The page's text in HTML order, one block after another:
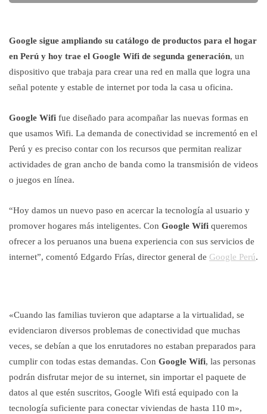
Google sigue ampliando su catálogo de productos para el hogar
en Perú y hoy trae el Google Wifi de segunda generación, un
dispositivo que trabaja para crear una red en malla que logra una
señal potente y estable de internet por toda la casa u oficina.
Google Wifi fue diseñado para acompañar las nuevas formas en
que usamos Wifi. La demanda de conectividad se incrementó en el
Perú y es preciso contar con los recursos que permitan realizar
actividades de gran ancho de banda como la transmisión de videos
o juegos en línea.
“Hoy damos un nuevo paso en acercar la tecnología al usuario y
promover hogares más inteligentes. Con Google Wifi queremos
ofrecer a los peruanos una buena experiencia con sus servicios de
internet”, comentó Edgardo Frías, director general de Google Perú.
«Cuando las familias tuvieron que adaptarse a la virtualidad, se
evidenciaron diversos problemas de conectividad que muchas
veces, se debían a que los enrutadores no estaban preparados para
cumplir con todas estas demandas. Con Google Wifi, las personas
podrán disfrutar mejor de su internet, sin importar el paquete de
datos al que estén suscritos, Google Wifi está equipado con la
tecnología suficiente para conectar viviendas de hasta 110 m»,